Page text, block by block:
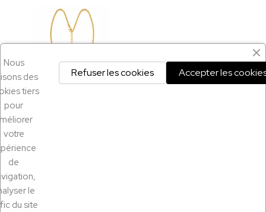
Nous
des
tiers
pour
votre
de
le
du site
Accepter les
Refuser les cookies